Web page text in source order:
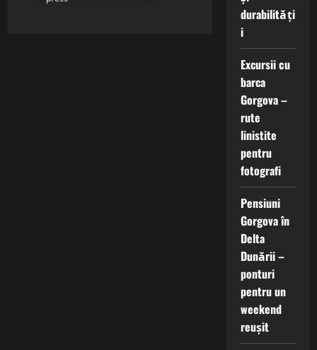
durabilități
i
Excursii cu
barca
Gorgova –
rute
linistite
pentru
fotografi
Pensiuni
Gorgova în
Delta
Dunării –
ponturi
pentru un
weekend
reușit